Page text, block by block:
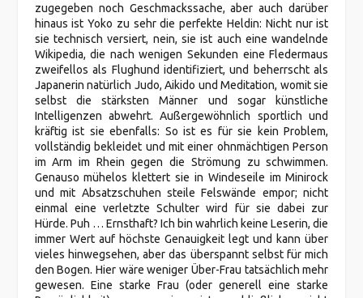
zugegeben noch Geschmackssache, aber auch darüber
hinaus ist Yoko zu sehr die perfekte Heldin: Nicht nur ist
sie technisch versiert, nein, sie ist auch eine wandelnde
Wikipedia, die nach wenigen Sekunden eine Fledermaus
zweifellos als Flughund identifiziert, und beherrscht als
Japanerin natürlich Judo, Aikido und Meditation, womit sie
selbst die stärksten Männer und sogar künstliche
Intelligenzen abwehrt. Außergewöhnlich sportlich und
kräftig ist sie ebenfalls: So ist es für sie kein Problem,
vollständig bekleidet und mit einer ohnmächtigen Person
im Arm im Rhein gegen die Strömung zu schwimmen.
Genauso mühelos klettert sie in Windeseile im Minirock
und mit Absatzschuhen steile Felswände empor; nicht
einmal eine verletzte Schulter wird für sie dabei zur
Hürde. Puh … Ernsthaft? Ich bin wahrlich keine Leserin, die
immer Wert auf höchste Genauigkeit legt und kann über
vieles hinwegsehen, aber das überspannt selbst für mich
den Bogen. Hier wäre weniger Über-Frau tatsächlich mehr
gewesen. Eine starke Frau (oder generell eine starke